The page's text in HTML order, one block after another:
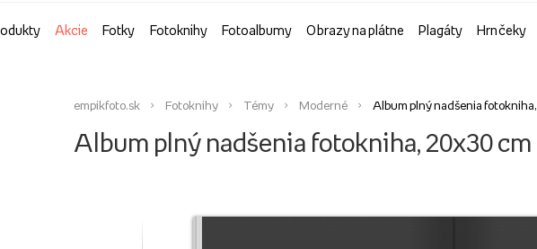
Akcie Fotky Fotoknihy Fotoalbumy Obrazy na plátne Plagáty Hrnčeky
empikfoto.sk Fotoknihy Témy Moderné Album plný nadšenia
Album plný nadšenia fotokniha, 20x30 cm